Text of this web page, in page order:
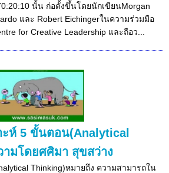
นั้น ก่อตั้งขึ้นโดยนักเขียนMorgan
และ Robert Eichingerในความร่วมมือ
for Creative Leadership และถือว...
ะห์ 5 ขั้นตอน(Analytical
มโดยศศิมา สุขสว่าง
Thinking)หมายถึง ความสามารถใน